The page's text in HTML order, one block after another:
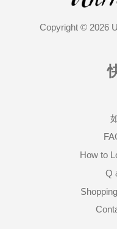
Copyright © 2026
How to
Q